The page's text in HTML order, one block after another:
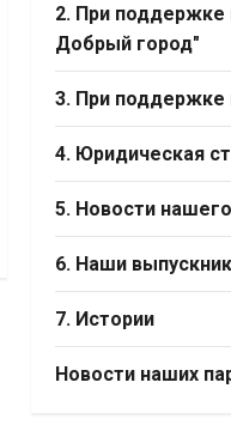
2. При поддержке
Добрый город"
3. При
4. Юридическая
5. Новости
6. Наши
7. Истории
Новости наших